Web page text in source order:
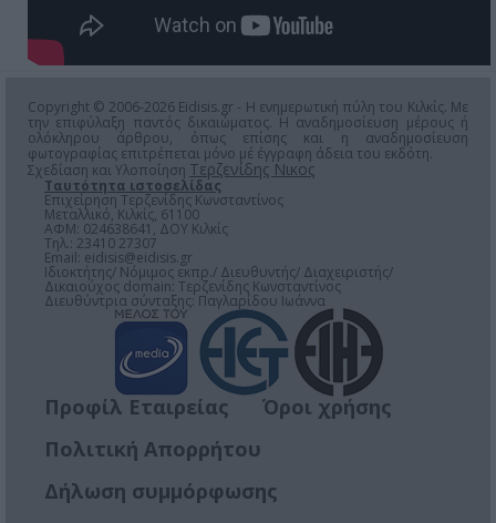
Copyright © 2006-2026 Eidisis.gr - Η ενημερωτική πύλη του Κιλκίς. Με
την επιφύλαξη παντός δικαιώματος. Η αναδημοσίευση μέρους ή
ολόκληρου άρθρου, όπως επίσης και η αναδημοσίευση
φωτογραφίας επιτρέπεται μόνο μέ έγγραφη άδεια του εκδότη.
Σχεδίαση και Υλοποίηση Τερζενίδης Νικος
Ταυτότητα ιστοσελίδας
Επιχείρηση Τερζενίδης Κωνσταντίνος
Μεταλλικό, Κιλκίς, 61100
ΑΦΜ: 024638641, ΔΟΥ Κιλκίς
Τηλ.: 23410 27307
Email: eidisis@eidisis.gr
Ιδιοκτήτης/ Νόμιμος εκπρ./ Διευθυντής/ Διαχειριστής/
Δικαιούχος domain: Τερζενίδης Κωνσταντίνος
Διευθύντρια σύνταξης: Παγλαρίδου Ιωάννα
Προφίλ Εταιρείας
Όροι χρήσης
Πολιτική Απορρήτου
Δήλωση συμμόρφωσης